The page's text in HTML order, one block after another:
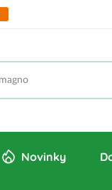
Novinky